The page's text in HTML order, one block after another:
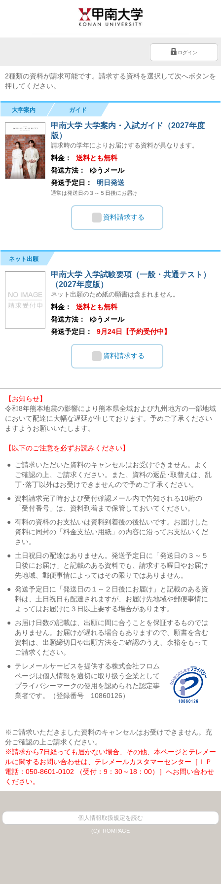
ログイン
2種類の資料が請求可能です。請求する資料を選択して次へボタンを
押してください。
大学案内 ガイド
甲南大学 大学案内・入試ガイド（2027年度
版）
請求時の学年によりお届けする資料が異なります。
料金：
送料とも無料
発送方法：
ゆうメール
発送予定日：
明日発送
通常は発送日の３～５日後にお届け
資料請求する
ネット出願
甲南大学 入学試験要項（一般・共通テスト）
（2027年度版）
ネット出願のため紙の願書は含まれません。
料金：
送料とも無料
発送方法：
ゆうメール
発送予定日：
9月24日【予約受付中】
資料請求する
【お知らせ】
令和8年熊本地震の影響により熊本県全域および九州地方の一部地域
において配達に大幅な遅延が生じております。予めご了承ください
ますようお願いいたします。
【以下のご注意を必ずお読みください】
●
ご請求いただいた資料のキャンセルはお受けできません。よく
ご確認の上、ご請求ください。また、資料の返品･取替えは、乱
丁･落丁以外はお受けできませんので予めご了承ください。
● 資料請求完了時および受付確認メール内で告知される10桁の
「受付番号」は、資料到着まで保管しておいてください。
● 有料の資料のお支払いは資料到着後の後払いです。お届けした
資料に同封の「料金支払い用紙」の内容に沿ってお支払いくだ
さい。
● 土日祝日の配達はありません。発送予定日に「発送日の３～５
日後にお届け」と記載のある資料でも、請求する曜日やお届け
先地域、郵便事情によってはその限りではありません。
● 発送予定日に「発送日の１～２日後にお届け」と記載のある資
料は、土日祝日も配達されますが、お届け先地域や郵便事情に
よってはお届けに３日以上要する場合があります。
● お届け日数の記載は、出願に間に合うことを保証するものでは
ありません。お届けが遅れる場合もありますので、願書を含む
資料は、出願締切日や出願方法をご確認のうえ、余裕をもって
ご請求ください。
● テレメールサービスを提供する株式会社フロム
ページは個人情報を適切に取り扱う企業として
プライバシーマークの使用を認められた認定事
業者です。（登録番号 10860126）
※ご請求いただきました資料のキャンセルはお受けできません。充
分ご確認の上ご請求ください。
※請求から7日経っても届かない場合、その他、本ページとテレメー
ルに関するお問い合わせは、テレメールカスタマーセンター［ＩＰ
電話：050-8601-0102 （受付：9：30～18：00）］へお問い合わせ
ください。
個人情報取扱規定を読む
(C)FROMPAGE